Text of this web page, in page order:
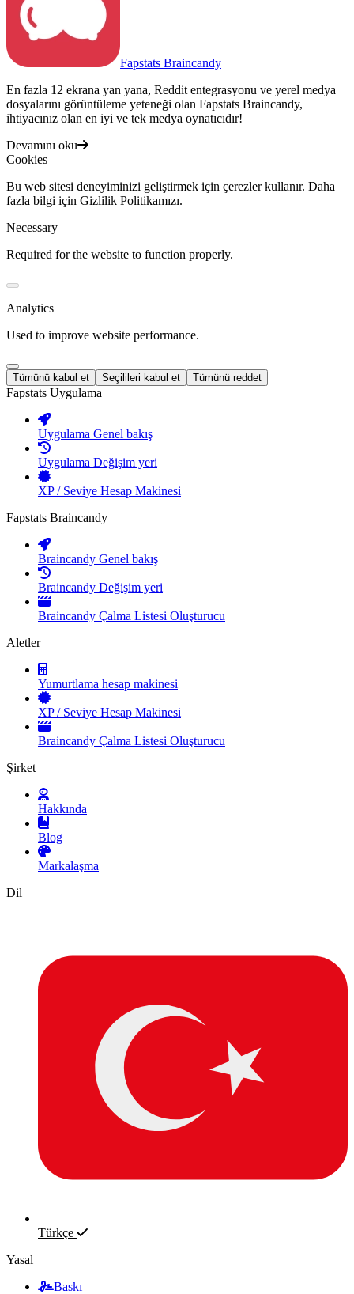
Fapstats Braincandy
En fazla 12 ekrana yan yana, Reddit entegrasyonu ve yerel medya
dosyalarını görüntüleme yeteneği olan Fapstats Braincandy,
ihtiyacınız olan en iyi ve tek medya oynatıcıdır!
Devamını oku
Cookies
Bu web sitesi deneyiminizi geliştirmek için çerezler kullanır. Daha
fazla bilgi için Gizlilik Politikamızı.
Necessary
Required for the website to function properly.
Analytics
Used to improve website performance.
Tümünü kabul et Seçilileri kabul et Tümünü reddet
Fapstats Uygulama
Uygulama Genel bakış
Uygulama Değişim yeri
XP / Seviye Hesap Makinesi
Fapstats Braincandy
Braincandy Genel bakış
Braincandy Değişim yeri
Braincandy Çalma Listesi Oluşturucu
Aletler
Yumurtlama hesap makinesi
XP / Seviye Hesap Makinesi
Braincandy Çalma Listesi Oluşturucu
Şirket
Hakkında
Blog
Markalaşma
Dil
Türkçe
Yasal
Baskı